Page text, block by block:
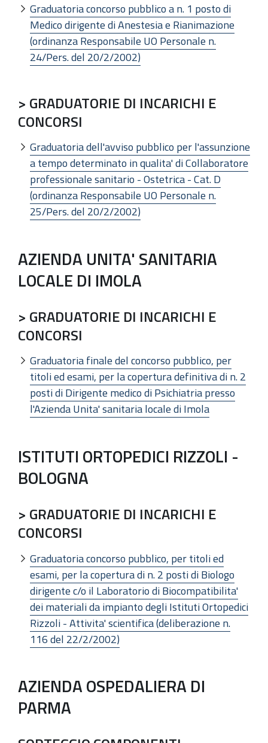
Graduatoria concorso pubblico a n. 1 posto di
Medico dirigente di Anestesia e Rianimazione
(ordinanza Responsabile UO Personale n.
24/Pers. del 20/2/2002)
> GRADUATORIE DI INCARICHI E
CONCORSI
Graduatoria dell'avviso pubblico per l'assunzione
a tempo determinato in qualita' di Collaboratore
professionale sanitario - Ostetrica - Cat. D
(ordinanza Responsabile UO Personale n.
25/Pers. del 20/2/2002)
AZIENDA UNITA' SANITARIA
LOCALE DI IMOLA
> GRADUATORIE DI INCARICHI E
CONCORSI
Graduatoria finale del concorso pubblico, per
titoli ed esami, per la copertura definitiva di n. 2
posti di Dirigente medico di Psichiatria presso
l'Azienda Unita' sanitaria locale di Imola
ISTITUTI ORTOPEDICI RIZZOLI -
BOLOGNA
> GRADUATORIE DI INCARICHI E
CONCORSI
Graduatoria concorso pubblico, per titoli ed
esami, per la copertura di n. 2 posti di Biologo
dirigente c/o il Laboratorio di Biocompatibilita'
dei materiali da impianto degli Istituti Ortopedici
Rizzoli - Attivita' scientifica (deliberazione n.
116 del 22/2/2002)
AZIENDA OSPEDALIERA DI
PARMA